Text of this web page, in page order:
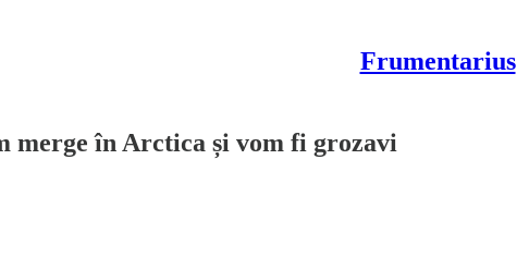
Frumentarius
merge în Arctica și vom fi grozavi